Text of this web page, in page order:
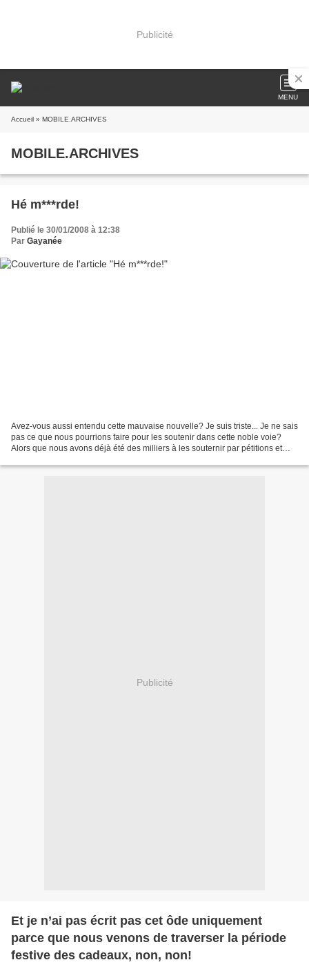
Publicité
MENU
Accueil » MOBILE.ARCHIVES
MOBILE.ARCHIVES
Hé m***rde!
Publié le 30/01/2008 à 12:38
Par Gayanée
Avez-vous aussi entendu cette mauvaise nouvelle? Je suis triste... Je ne sais
pas ce que nous pourrions faire pour les soutenir dans cette noble voie?
Alors que nous avons déjà été des milliers à les souternir par pétitions et
Publicité
Et je n’ai pas écrit pas cet ôde uniquement
parce que nous venons de traverser la période
festive des cadeaux, non, non!